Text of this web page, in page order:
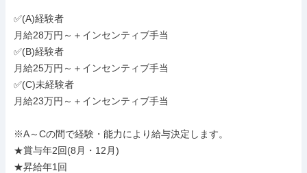
✅(A)経験者
月給28万円～＋インセンティブ手当
✅(B)経験者
月給25万円～＋インセンティブ手当
✅(C)未経験者
月給23万円～＋インセンティブ手当
※A～Cの間で経験・能力により給与決定します。
★賞与年2回(8月・12月)
★昇給年1回